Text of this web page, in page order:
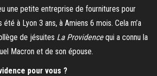
une petite entreprise de fournitures pour
été à Lyon 3 ans, à Amiens 6 mois. Cela m’a
de jésuites La Providencequi a connu la
Macron et de son épouse.
pour vous ?